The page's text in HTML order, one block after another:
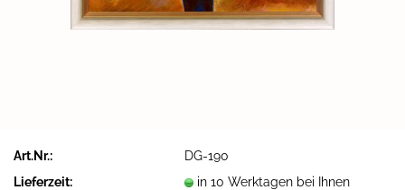
Art.Nr.:
DG-190
Lieferzeit:
in 10 Werktagen bei Ihnen